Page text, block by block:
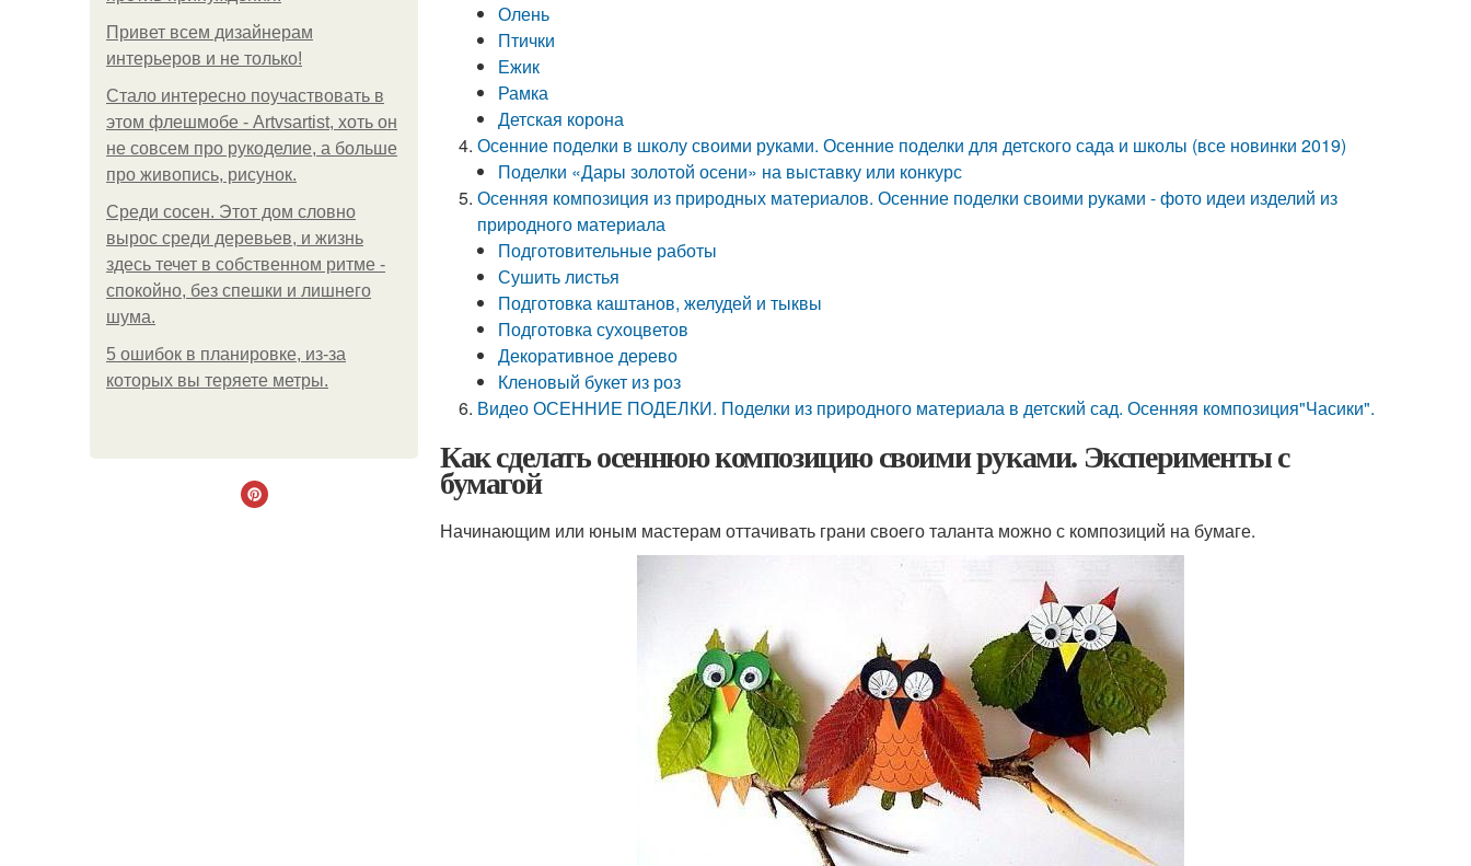
Привет всем дизайнерам
интерьеров и не только!
Стало интересно поучаствовать в
этом флешмобе - Artvsartist, хоть он
не совсем про рукоделие, а больше
про живопись, рисунок.
Среди сосен. Этот дом словно
вырос среди деревьев, и жизнь
здесь течет в собственном ритме -
спокойно, без спешки и лишнего
шума.
5 ошибок в планировке, из-за
которых вы теряете метры.
Олень
Птички
Ежик
Рамка
Детская корона
Осенние поделки в школу своими руками. Осенние поделки для детского сада и школы (все новинки 2019)
Поделки «Дары золотой осени» на выставку или конкурс
Осенняя композиция из природных материалов. Осенние поделки своими руками - фото идеи изделий из
природного материала
Подготовительные работы
Сушить листья
Подготовка каштанов, желудей и тыквы
Подготовка сухоцветов
Декоративное дерево
Кленовый букет из роз
Видео ОСЕННИЕ ПОДЕЛКИ. Поделки из природного материала в детский сад. Осенняя композиция"Часики".
Как сделать осеннюю композицию своими руками. Эксперименты с
бумагой
Начинающим или юным мастерам оттачивать грани своего таланта можно с композиций на бумаге.